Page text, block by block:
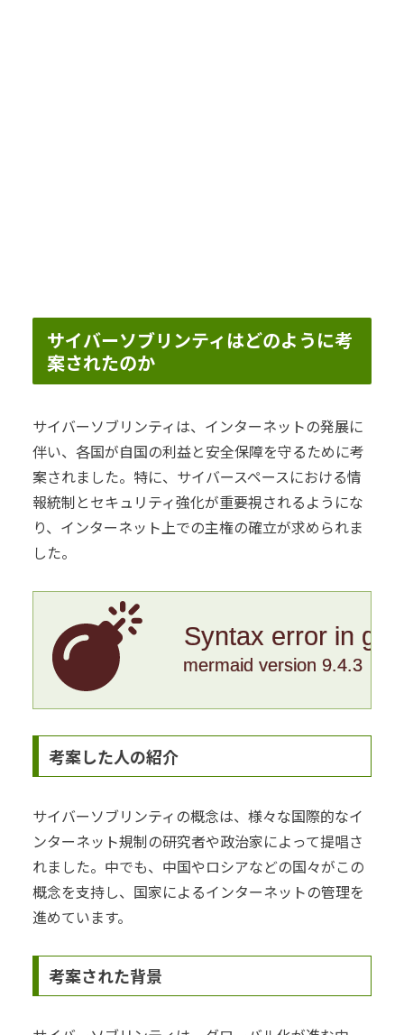
サイバーソブリンティはどのように考
案されたのか
サイバーソブリンティは、インターネットの発展に
伴い、各国が自国の利益と安全保障を守るために考
案されました。特に、サイバースペースにおける情
報統制とセキュリティ強化が重要視されるようにな
り、インターネット上での主権の確立が求められま
した。
Syntax error in
mermaid version 9.4.3
考案した人の紹介
サイバーソブリンティの概念は、様々な国際的なイ
ンターネット規制の研究者や政治家によって提唱さ
れました。中でも、中国やロシアなどの国々がこの
概念を支持し、国家によるインターネットの管理を
進めています。
考案された背景